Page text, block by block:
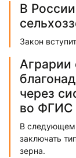
В
Закон
Аграрии
через
во ФГИС
В следующем
заключать
зерна.